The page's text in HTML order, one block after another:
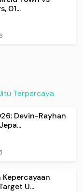
01...
Terpercaya
Devin-Rayhan
U...